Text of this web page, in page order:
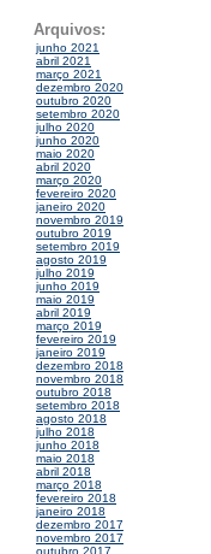
Arquivos:
junho 2021
abril 2021
março 2021
dezembro 2020
outubro 2020
setembro 2020
julho 2020
junho 2020
maio 2020
abril 2020
março 2020
fevereiro 2020
janeiro 2020
novembro 2019
outubro 2019
setembro 2019
agosto 2019
julho 2019
junho 2019
maio 2019
abril 2019
março 2019
fevereiro 2019
janeiro 2019
dezembro 2018
novembro 2018
outubro 2018
setembro 2018
agosto 2018
julho 2018
junho 2018
maio 2018
abril 2018
março 2018
fevereiro 2018
janeiro 2018
dezembro 2017
novembro 2017